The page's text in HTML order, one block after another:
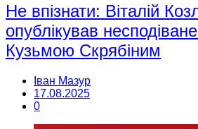
Не впізнати: Віталій
опублікував
Кузьмою Скрябіним
Іван Мазур
17.08.2025
0